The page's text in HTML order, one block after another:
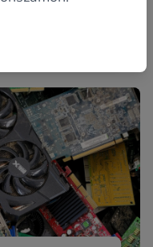
is dukál! Cseréld
minden